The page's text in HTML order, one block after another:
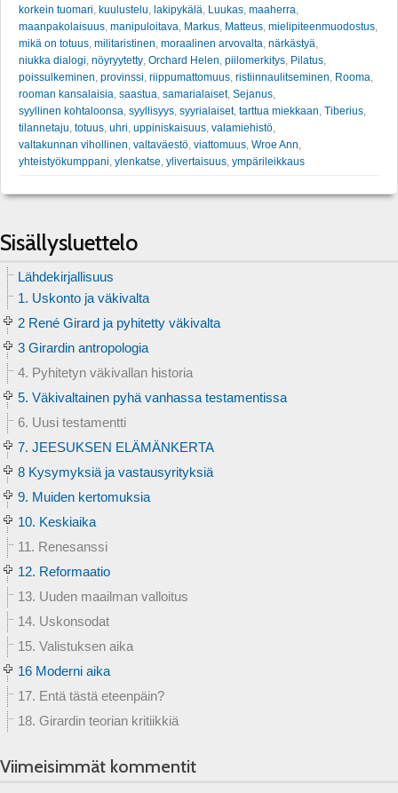
korkein tuomari, kuulustelu, lakipykälä, Luukas, maaherra,
maanpakolaisuus, manipuloitava, Markus, Matteus, mielipiteenmuodostus,
mikä on totuus, militaristinen, moraalinen arvovalta, närkästyä,
niukka dialogi, nöyryytetty, Orchard Helen, piilomerkitys, Pilatus,
poissulkeminen, provinssi, riippumattomuus, ristiinnaulitseminen, Rooma,
rooman kansalaisia, saastua, samarialaiset, Sejanus,
syyllinen kohtaloonsa, syyllisyys, syyrialaiset, tarttua miekkaan, Tiberius,
tilannetaju, totuus, uhri, uppiniskaisuus, valamiehistö,
valtakunnan vihollinen, valtaväestö, viattomuus, Wroe Ann,
yhteistyökumppani, ylenkatse, ylivertaisuus, ympärileikkaus
Sisällysluettelo
Lähdekirjallisuus
1. Uskonto ja väkivalta
2 René Girard ja pyhitetty väkivalta
3 Girardin antropologia
4. Pyhitetyn väkivallan historia
5. Väkivaltainen pyhä vanhassa testamentissa
6. Uusi testamentti
7. JEESUKSEN ELÄMÄNKERTA
8 Kysymyksiä ja vastausyrityksiä
9. Muiden kertomuksia
10. Keskiaika
11. Renesanssi
12. Reformaatio
13. Uuden maailman valloitus
14. Uskonsodat
15. Valistuksen aika
16 Moderni aika
17. Entä tästä eteenpäin?
18. Girardin teorian kritiikkiä
Viimeisimmät kommentit